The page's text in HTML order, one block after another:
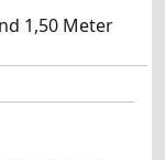
1,50 Meter